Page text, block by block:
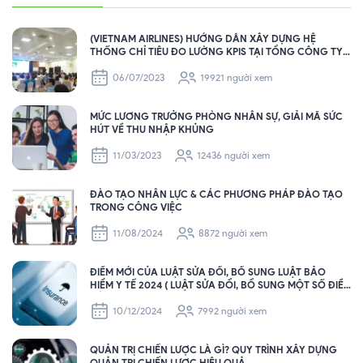
(VIETNAM AIRLINES) HƯỚNG DẪN XÂY DỰNG HỆ
THỐNG CHỈ TIÊU ĐO LƯỜNG KPIS TẠI TỔNG CÔNG TY
06/07/2023
19921 người xem
MỨC LƯƠNG TRƯỞNG PHÒNG NHÂN SỰ, GIẢI MÃ SỨC
HÚT VỀ THU NHẬP KHỦNG
11/03/2023 12436 người xem
ĐÀO TẠO NHÂN LỰC & CÁC PHƯƠNG PHÁP ĐÀO TẠO
TRONG CÔNG VIỆC
11/08/2024 8872 người xem
ĐIỂM MỚI CỦA LUẬT SỬA ĐỔI, BỔ SUNG LUẬT BẢO
HIỂM Y TẾ 2024 ( LUẬT SỬA ĐỔI, BỔ SUNG MỘT SỐ ĐIỀU
01/7/2025 ).
10/12/2024 7992 người xem
QUẢN TRỊ CHIẾN LƯỢC LÀ GÌ? QUY TRÌNH XÂY DỰNG